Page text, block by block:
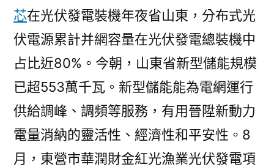
芯在光伏發電裝機年夜省山東，分布式光
伏電源累計并網容量在光伏發電總裝機中
占比近80%。今朝，山東省新型儲能規模
已超553萬千瓦。新型儲能能為電網運行
供給調峰、調頻等服務，有用晉陞新動力
電量消納的靈活性、經濟性和平安性。8
月，東營市華潤財金紅光漁業光伏發電項